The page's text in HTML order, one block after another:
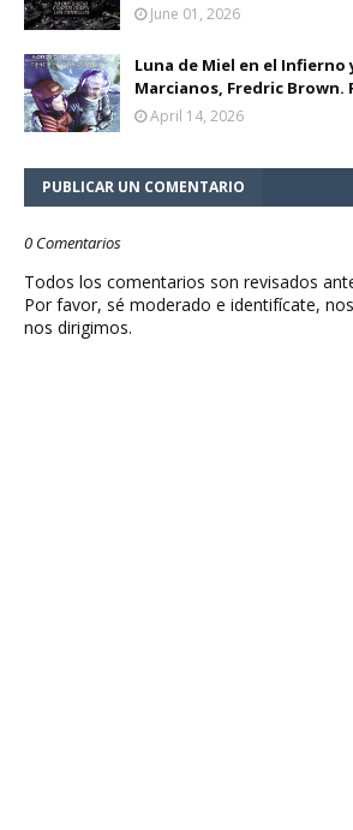
June 01, 2026
Luna de Miel en el
Marcianos, Fredric Brown.
April 14, 2026
PUBLICAR UN COMENTARIO
0 Comentarios
Todos los comentarios son revisados
Por favor, sé moderado e identifícate,
nos dirigimos.